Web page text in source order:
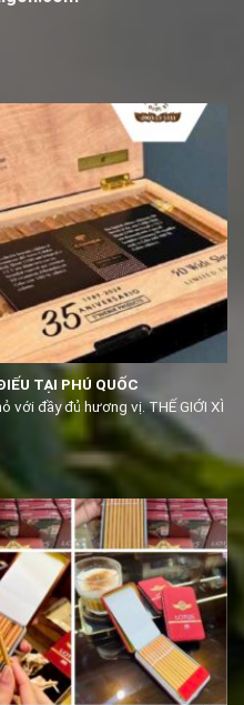
TẠI PHÚ QUỐC
với đầy đủ hương vị. THẾ GIỚI XÌ